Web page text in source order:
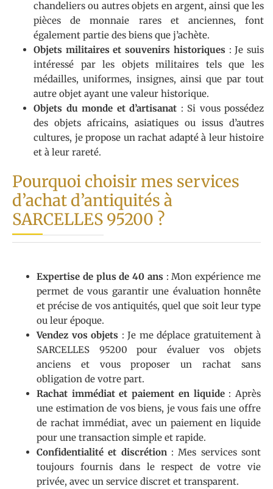
chandeliers ou autres objets en argent, ainsi que les
pièces de monnaie rares et anciennes, font
également partie des biens que j’achète.
Objets militaires et souvenirs historiques: Je suis
intéressé par les objets militaires tels que les
médailles, uniformes, insignes, ainsi que par tout
autre objet ayant une valeur historique.
Objets du monde et d’artisanat : Si vous possédez
des objets africains, asiatiques ou issus d’autres
cultures, je propose un rachat adapté à leur histoire
et à leur rareté.
Pourquoi choisir mes services
d’achat d’antiquités à
SARCELLES 95200 ?
Expertise de plus de 40 ans: Mon expérience me
permet de vous garantir une évaluation honnête
et précise de vos antiquités, quel que soit leur type
ou leur époque.
Vendez vos objets : Je me déplace gratuitement à
SARCELLES 95200 pour évaluer vos objets
anciens et vous proposer un rachat sans
obligation de votre part.
Rachat immédiat et paiement en liquide: Après
une estimation de vos biens, je vous fais une offre
de rachat immédiat, avec un paiement en liquide
pour une transaction simple et rapide.
Confidentialité et discrétion: Mes services sont
toujours fournis dans le respect de votre vie
privée, avec un service discret et transparent.